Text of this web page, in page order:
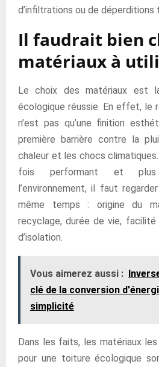
d’infiltrations ou de déperditions
Il faudrait bien
matériaux à
Le choix des matériaux est
écologique réussie. En effet, le
n’est pas qu’une finition
première barrière contre la
chaleur et les chocs
fois performant et plus
l’environnement, il faut
même temps : origine du
recyclage, durée de vie,
d’isolation.
Vous aimerez aussi :
clé de la conversion
simplicité
Dans les faits, les matériaux
pour une toiture écologique